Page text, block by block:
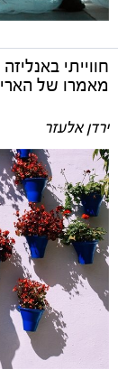
חווייתי
מאמרו של
ירדן אלעזר